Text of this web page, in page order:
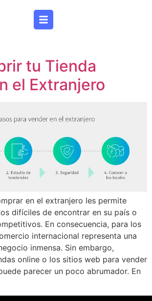
tu Tienda
el Extranjero
en el extranjero les permite
difíciles de encontrar en su país o
En consecuencia, para los
internacional representa una
inmensa. Sin embargo,
online o los sitios web para vender
parecer un poco abrumador. En